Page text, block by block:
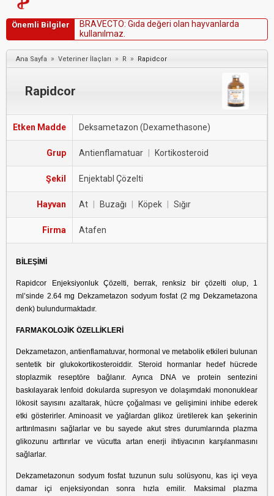
Önemli Bilgiler BRAVECTO: Gıda değeri o an hayvan arda
ku anı maz
Ana Sayfa » Veteriner İlaçları » R » Rapidcor
Rapidcor
Etken Madde Deksametazon (Dexamethasone)
Grup Antienflamatuar Kortikosteroid
Şekil Enjektabl Çözelti
Hayvan At Buzağı Köpek Sığır
Firma Atafen
BİLEŞİMİ
Rapidcor Enjeksiyonluk Çözelti, berrak, renksiz bir çözelti olup, 1
ml’sinde 2.64 mg Dekzametazon sodyum fosfat (2 mg Dekzametazona
denk) bulundurmaktadır.
FARMAKOLOJİK ÖZELLİKLERİ
Dekzametazon, antienflamatuvar, hormonal ve metabolik etkileri bulunan
sentetik bir glukokortikosteroiddir. Steroid hormanlar hedef hücrede
stoplazmik reseptöre bağlanır. Ayrıca DNA ve protein sentezini
baskılayarak lenfoid dokularda supresyon ve dolaşımdaki mononuklear
lökosit sayısını azaltarak, hücre çoğalması ve gelişimini inhibe ederek
etki gösterirler. Aminoasit ve yağlardan glikoz üretilerek kan şekerinin
arttırılmasını sağlarlar ve bu sayede akut stres durumlarında plazma
glikozunu arttırırlar ve vücutta artan enerji ihtiyacının karşılanmasını
sağlarlar.
Dekzametazonun sodyum fosfat tuzunun sulu solüsyonu, kas içi veya
damar içi enjeksiyondan sonra hızla emilir. Maksimal plazma